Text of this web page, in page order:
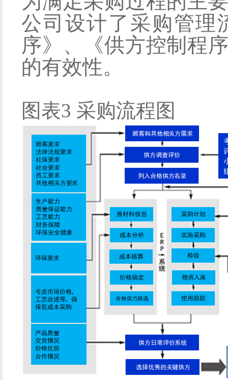
公司设计了采购管理
序》、《供方控制程
的有效性。
图表3 采购流程图